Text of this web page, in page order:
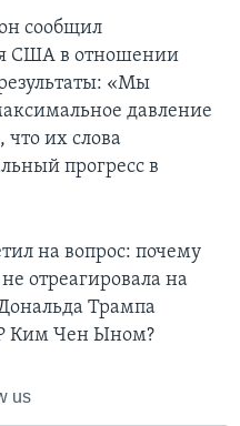
сообщил
США в отношении
«Мы
давление
их слова
прогресс в
на вопрос: почему
отреагировала на
Трампа
Ким Чен Ыном?
us